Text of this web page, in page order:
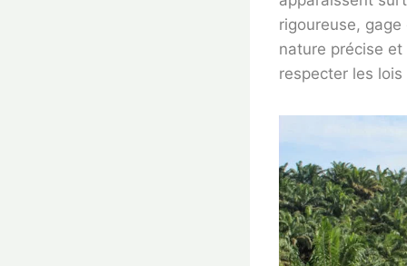
rigoureuse,
nature précise
respecter les